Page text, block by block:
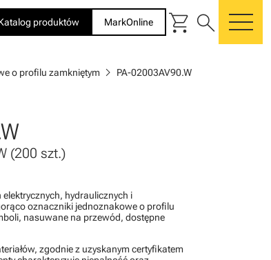
produktów MarkOnline shopping_cart search
o profilu zamkniętym chevron_right PA-02003AV90.W
(200 szt.)
hydraulicznych i
oznaczniki jednoznakowe o profilu
nasuwane na przewód, dostępne
zgodnie z uzyskanym certyfikatem